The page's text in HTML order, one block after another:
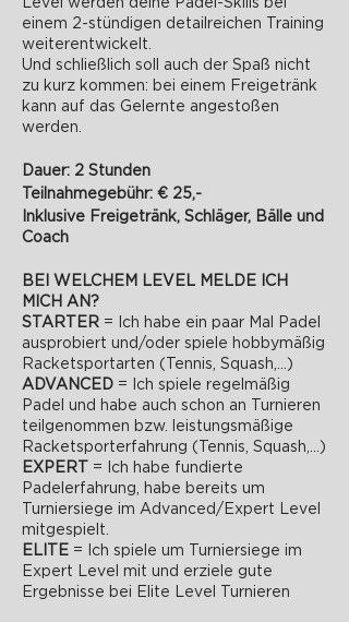
Level werden deine Padel-Skills bei
einem 2-stündigen detailreichen Training
weiterentwickelt.
Und schließlich soll auch der Spaß nicht
zu kurz kommen: bei einem Freigetränk
kann auf das Gelernte angestoßen
werden.
Dauer: 2 Stunden
Teilnahmegebühr: € 25,-
Inklusive Freigetränk, Schläger, Bälle und
Coach
BEI WELCHEM LEVEL MELDE ICH
MICH AN?
STARTER = Ich habe ein paar Mal Padel
ausprobiert und/oder spiele hobbymäßig
Racketsportarten (Tennis, Squash,...)
ADVANCED = Ich spiele regelmäßig
Padel und habe auch schon an Turnieren
teilgenommen bzw. leistungsmäßige
Racketsporterfahrung (Tennis, Squash,...)
EXPERT = Ich habe fundierte
Padelerfahrung, habe bereits um
Turniersiege im Advanced/Expert Level
mitgespielt.
ELITE = Ich spiele um Turniersiege im
Expert Level mit und erziele gute
Ergebnisse bei Elite Level Turnieren